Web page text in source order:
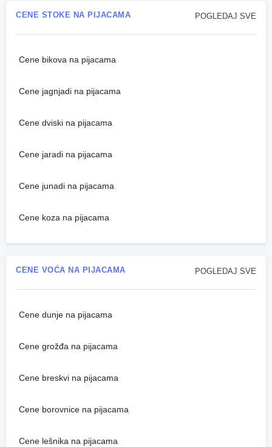
POGLEDAJ SVE
CENE STOKE NA PIJACAMA
Cene bikova na pijacama
Cene jagnjadi na pijacama
Cene dviski na pijacama
Cene jaradi na pijacama
Cene junadi na pijacama
Cene koza na pijacama
POGLEDAJ SVE
CENE VOĆA NA PIJACAMA
Cene dunje na pijacama
Cene grožđa na pijacama
Cene breskvi na pijacama
Cene borovnice na pijacama
Cene lešnika na pijacama